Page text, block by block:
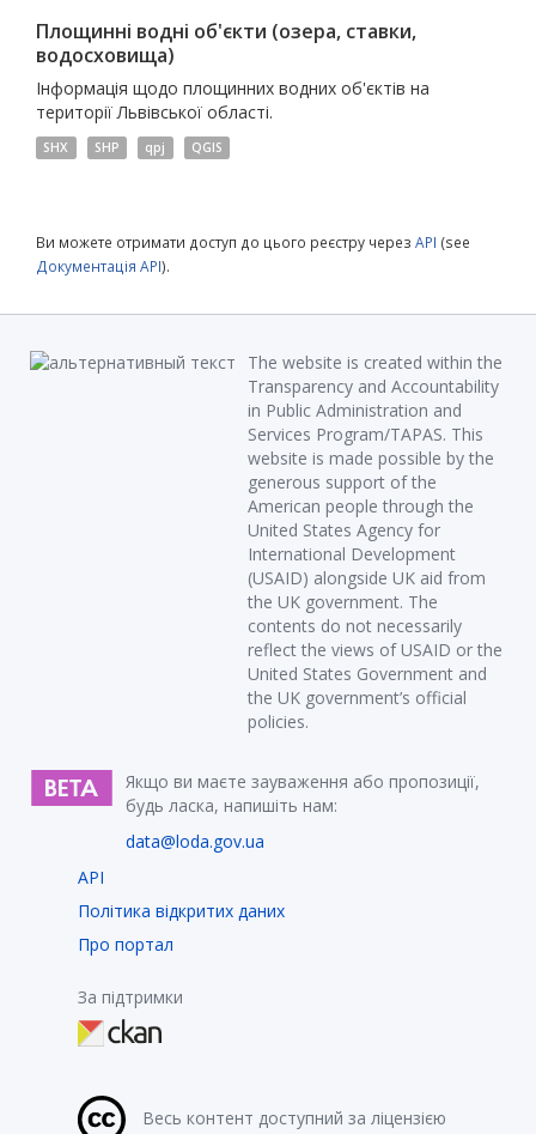
Площинні водні об'єкти (озера, ставки,
водосховища)
Інформація щодо площинних водних об'єктів на
території Львівської області.
SHX SHP qpj QGIS
Ви можете отримати доступ до цього реєстру через API (see
Документація API).
The website is created within the
Transparency and Accountability
in Public Administration and
Services Program/TAPAS. This
website is made possible by the
generous support of the
American people through the
United States Agency for
International Development
(USAID) alongside UK aid from
the UK government. The
contents do not necessarily
reflect the views of USAID or the
United States Government and
the UK government’s official
policies.
Якщо ви маєте зауваження або пропозиції,
будь ласка, напишіть нам:
data@loda.gov.ua
API
Політика відкритих даних
Про портал
За підтримки
Весь контент доступний за ліцензією